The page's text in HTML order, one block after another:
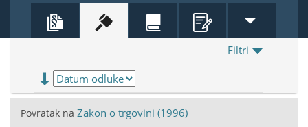
Filtri
Povratak na Zakon o trgovini (1996)